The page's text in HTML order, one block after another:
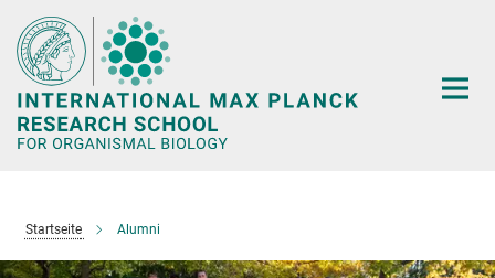
Hauptinhalt
Startseite Alumni